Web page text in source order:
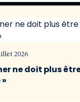
2026
ne doit plus